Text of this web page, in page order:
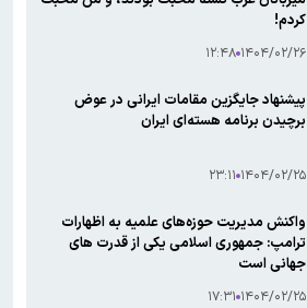
کردم!
۱۴۰۴/۰۲/۲۶ ۱۲:۴۸
پیشنهاد جایگزین مقامات ایرانی در عوض
برچیدن برنامه هسته‌ای ایران
۱۴۰۴/۰۲/۲۵ ۲۳:۱۱
واکنش مدیریت حوزه‌های علمیه به اظهارات
ترامپ: جمهوری اسلامی یکی از قدرت های
جهانی است
۱۴۰۴/۰۲/۲۵ ۱۷:۳۱